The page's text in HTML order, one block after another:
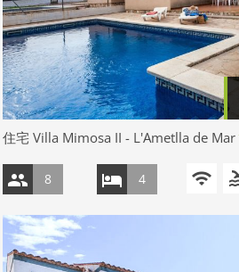
住宅 Villa Mimosa II - L'Ametlla de Mar
8 4